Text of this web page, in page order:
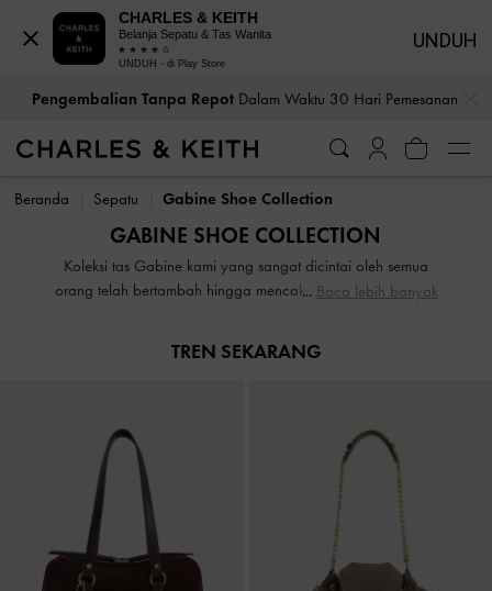
Pengembalian Tanpa RepotDalam Waktu 30 Hari Pemesanan
Beranda Sepatu Gabine Shoe Collection
GABINE SHOE COLLECTION
Koleksi tas Gabine kami yang sangat dicintai oleh semua
orang telah bertambah hingga mencakup rangkaian sepatu
buckled melengkung yang ikonik pasti akan menjadi titik
termasuk cokelat modern, chalk understated, merah
menawan, dan hitam yang khas.
Baca lebih banyak
TREN SEKARANG
CHARLES & KEITH
Belanja Sepatu & Tas Wanita
UNDUH - di Play Store
UNDUH